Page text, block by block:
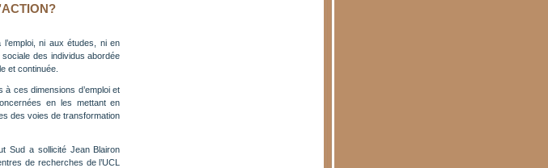
ni aux études, ni en
des individus abordée
et continuée.
ces dimensions d’emploi et
en les mettant en
des voies de transformation
Sud a sollicité Jean Blairon
de recherches de l’UCL